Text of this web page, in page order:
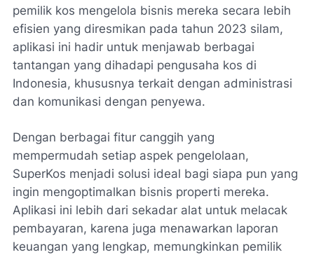
pemilik kos mengelola bisnis mereka secara lebih
efisien yang diresmikan pada tahun 2023 silam,
aplikasi ini hadir untuk menjawab berbagai
tantangan yang dihadapi pengusaha kos di
Indonesia, khususnya terkait dengan administrasi
dan komunikasi dengan penyewa.
Dengan berbagai fitur canggih yang
mempermudah setiap aspek pengelolaan,
SuperKos menjadi solusi ideal bagi siapa pun yang
ingin mengoptimalkan bisnis properti mereka.
Aplikasi ini lebih dari sekadar alat untuk melacak
pembayaran, karena juga menawarkan laporan
keuangan yang lengkap, memungkinkan pemilik